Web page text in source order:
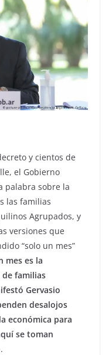
y cientos de
el Gobierno
palabra sobre la
las familias
Agrupados, y
versiones que
“solo un mes”
mes es la
familias
Gervasio
desalojos
económica para
se toman
.